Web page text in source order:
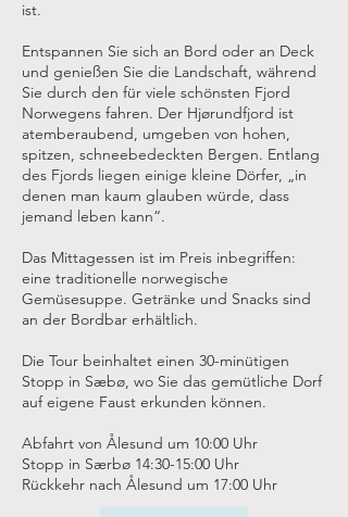
ist.
Entspannen Sie sich an Bord oder an Deck
und genießen Sie die Landschaft, während
Sie durch den für viele schönsten Fjord
Norwegens fahren. Der Hjørundfjord ist
atemberaubend, umgeben von hohen,
spitzen, schneebedeckten Bergen. Entlang
des Fjords liegen einige kleine Dörfer, „in
denen man kaum glauben würde, dass
jemand leben kann“.
Das Mittagessen ist im Preis inbegriffen:
eine traditionelle norwegische
Gemüsesuppe. Getränke und Snacks sind
an der Bordbar erhältlich.
Die Tour beinhaltet einen 30-minütigen
Stopp in Sæbø, wo Sie das gemütliche Dorf
auf eigene Faust erkunden können.​
Abfahrt von Ålesund um 10:00 Uhr
Stopp in Særbø 14:30-15:00 Uhr
Rückkehr nach Ålesund um 17:00 Uhr